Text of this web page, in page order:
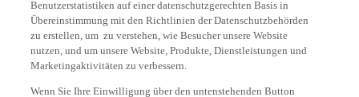
Übereinstimmung mit den Richtlinien der Datenschutzbehörden
zu erstellen, um zu verstehen, wie Besucher unsere Website
nutzen, und um unsere Website, Produkte, Dienstleistungen und
Marketingaktivitäten zu verbessern.
Wenn Sie Ihre Einwilligung über den untenstehenden Button